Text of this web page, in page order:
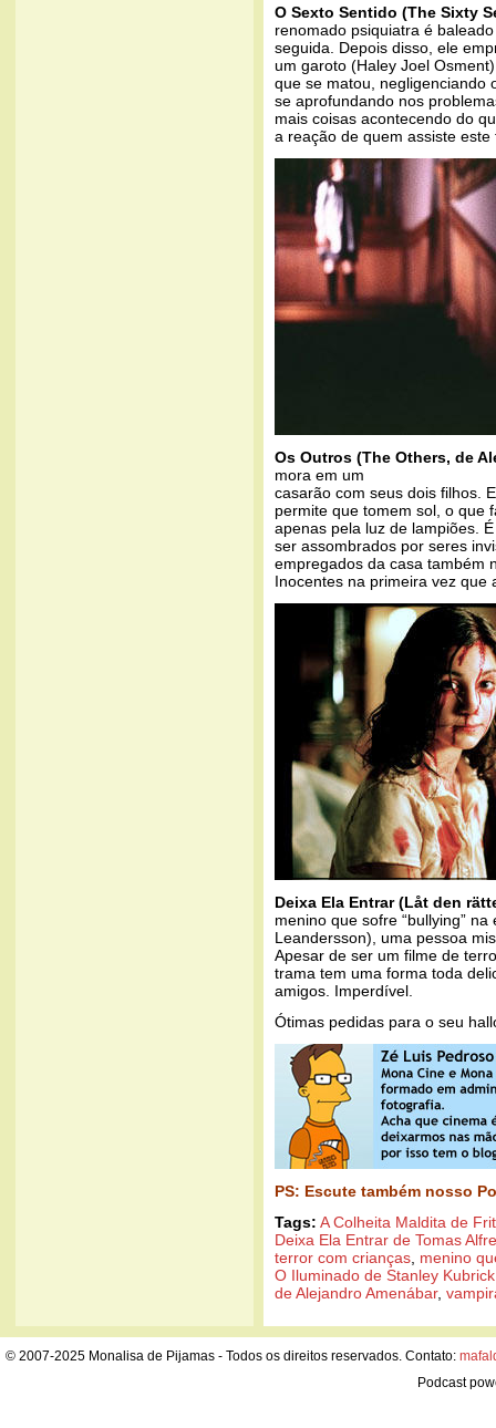
O Sexto Sentido (The Sixty
renomado psiquiatra é
seguida. Depois disso, ele
um garoto (Haley Joel
que se matou, negligenciando
se aprofundando nos
mais coisas acontecendo do
a reação de quem assiste
Os Outros (The Others, de
mora em um
casarão com seus dois filhos.
permite que tomem sol, o que
apenas pela luz de lampiões.
ser assombrados por seres
empregados da casa também
Inocentes na primeira vez que
Deixa Ela Entrar (Låt den
menino que sofre “bullying”
Leandersson), uma pessoa
Apesar de ser um filme de
trama tem uma forma toda
amigos. Imperdível.
Ótimas pedidas para o seu
PS: Escute também nosso
Tags: A Colheita Maldita de
Deixa Ela Entrar de Tomas
terror com crianças menino
O Iluminado de Stanley Kubrick
de Alejandro Amenábar,
© 2007-2025 Monalisa de Pijamas - Todos os direitos reservados. Contato:
Podcast